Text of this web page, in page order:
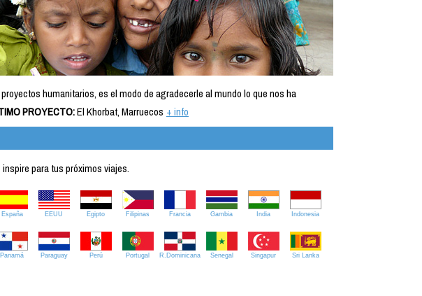
humanitarios, es el modo de agradecerle al mundo lo que nos ha
PROYECTO:El Khorbat, Marruecos + info
para tus próximos viajes.
España EEUU Egipto Filipinas Francia Gambia India Indonesia
Panamá Paraguay Perú Portugal R.Dominicana Senegal Singapur Sri Lanka